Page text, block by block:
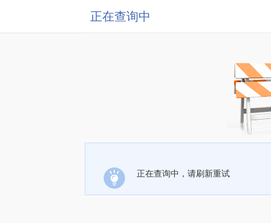
正在查询中
正在查询中，请刷新重试